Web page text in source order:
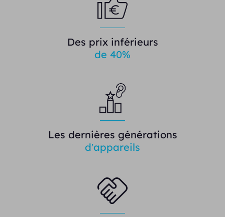
Des prix inférieurs
de 40%
Les dernières générations
d'appareils